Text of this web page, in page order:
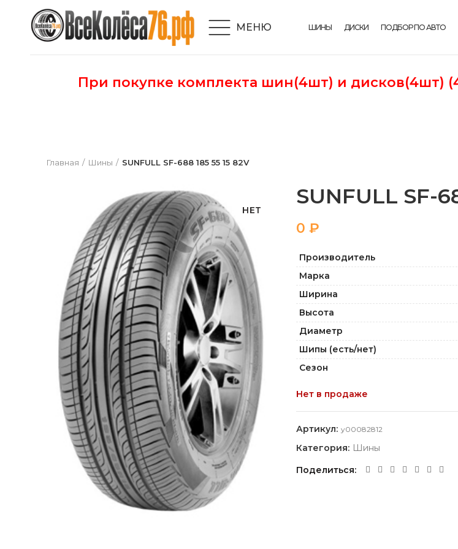
МЕНЮ ШИНЫ ДИСКИ ПОДБОР ПО АВТО
При покупке комплекта шин(4шт) и дисков(4шт)
Главная Шины SUNFULL SF-688 185 55 15 82V
НЕТ
SUNFULL SF-
₽
Производитель
Марка
Ширина
Высота
Диаметр
Шипы (есть/нет)
Сезон
Нет в продаже
Артикул: y00082812
Категория: Шины
Поделиться